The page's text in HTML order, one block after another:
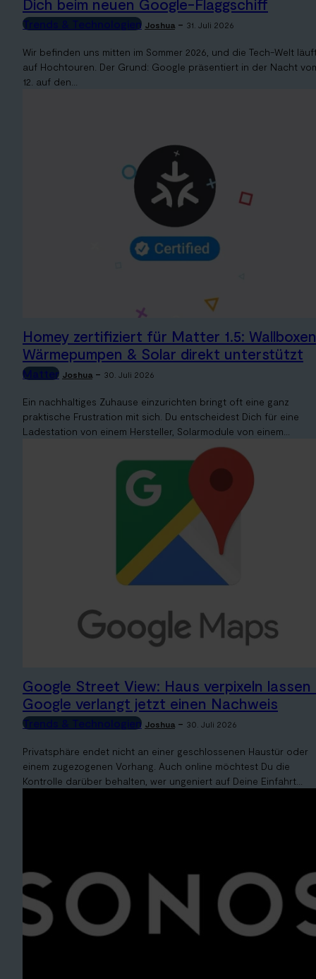
Dich beim neuen Google-Flaggschiff
Trends & Technologien Joshua - 31. Juli 2026
Wir befinden uns mitten im Sommer 2026, und die Tech-Welt
auf Hochtouren. Der Grund: Google präsentiert in der Nacht
12. auf den...
Homey zertifiziert für Matter 1.5:
Wärmepumpen & Solar direkt unterstützt
Matter Joshua - 30. Juli 2026
Ein nachhaltiges Zuhause einzurichten bringt oft eine ganz
praktische Frustration mit sich. Du entscheidest Dich für eine
Ladestation von einem Hersteller, Solarmodule von einem...
Google Street View: Haus verpixeln lassen
Google verlangt jetzt einen Nachweis
Trends & Technologien Joshua - 30. Juli 2026
Privatsphäre endet nicht an einer geschlossenen Haustür oder
einem zugezogenen Vorhang. Auch online möchtest Du die
Kontrolle darüber behalten, wer ungeniert auf Deine Einfahrt...